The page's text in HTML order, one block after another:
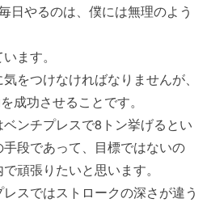
日やるのは、僕には無理のよう
ます。
をつけなければなりませんが、
成功させることです。
ンチプレスで8トン挙げるとい
段であって、目標ではないの
頑張りたいと思います。
スではストロークの深さが違う